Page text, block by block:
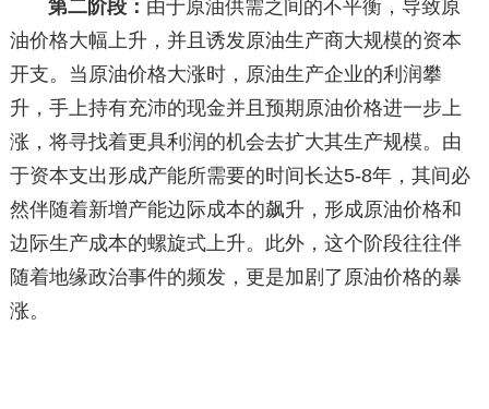
第二阶段： 由于原油供需之间的不平衡，导致原
油价格大幅上升，并且诱发原油生产商大规模的资本
开支。当原油价格大涨时，原油生产企业的利润攀
升，手上持有充沛的现金并且预期原油价格进一步上
涨，将寻找着更具利润的机会去扩大其生产规模。由
于资本支出形成产能所需要的时间长达5-8年，其间必
然伴随着新增产能边际成本的飙升，形成原油价格和
边际生产成本的螺旋式上升。此外，这个阶段往往伴
随着地缘政治事件的频发，更是加剧了原油价格的暴
涨。